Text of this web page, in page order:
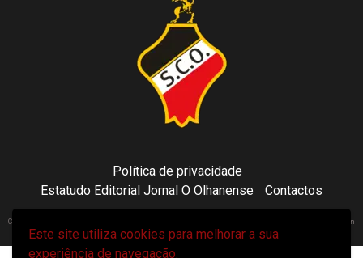
Este site utiliza cookies para melhorar a sua
experiência de navegação.
Política de privacidade
Estatudo Editorial Jornal O Olhanense
Contactos
Copyright 2021 © Sporting Clube Olhanense - All rights reserved | Adapted by Tecni24.com | Hosted on
ToonsDomain.com |Newspherepor AF themes.